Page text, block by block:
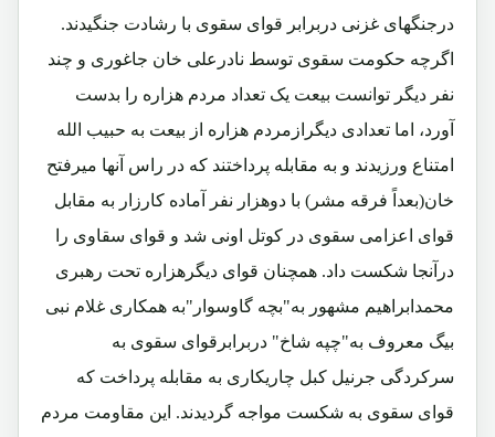
درجنگهای غزنی دربرابر قوای سقوی با رشادت جنگیدند.
اگرچه حکومت سقوی توسط نادرعلی خان جاغوری و چند
نفر دیگر توانست بیعت یک تعداد مردم هزاره را بدست
آورد، اما تعدادی دیگرازمردم هزاره از بیعت به حبیب الله
امتناع ورزیدند و به مقابله پرداختند که در راس آنها میرفتح
خان(بعداً فرقه مشر) با دوهزار نفر آماده کارزار به مقابل
قوای اعزامی سقوی در کوتل اونی شد و قوای سقاوی را
درآنجا شکست داد. همچنان قوای دیگرهزاره تحت رهبری
محمدابراهیم مشهور به"بچه گاوسوار"به همکاری غلام نبی
بیگ معروف به"چپه شاخ" دربرابرقوای سقوی به
سرکردگی جرنیل کبل چاریکاری به مقابله پرداخت که
قوای سقوی به شکست مواجه گردیدند. این مقاومت مردم